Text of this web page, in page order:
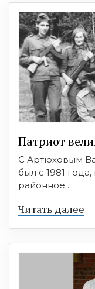
Патриот
С Артюховым
был с 1981
районное ...
Читать далее